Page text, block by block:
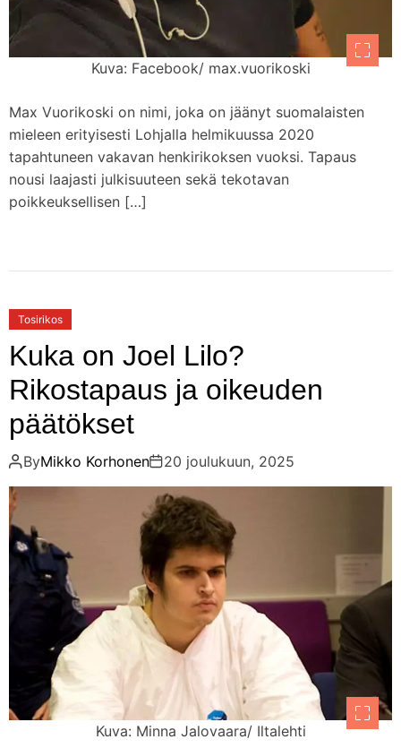
Kuva: Facebook/ max.vuorikoski
Max Vuorikoski on nimi, joka on jäänyt suomalaisten
mieleen erityisesti Lohjalla helmikuussa 2020
tapahtuneen vakavan henkirikoksen vuoksi. Tapaus
nousi laajasti julkisuuteen sekä tekotavan
poikkeuksellisen […]
Tosirikos
Kuka on Joel Lilo?
Rikostapaus ja oikeuden
päätökset
ByMikko Korhonen 20 joulukuun, 2025
Kuva: Minna Jalovaara/ Iltalehti